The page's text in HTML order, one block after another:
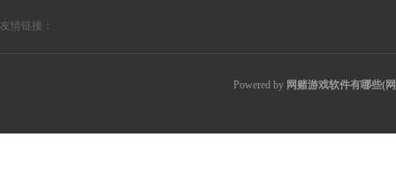
友情链接：
Powered by 网赌游戏软件有哪些(